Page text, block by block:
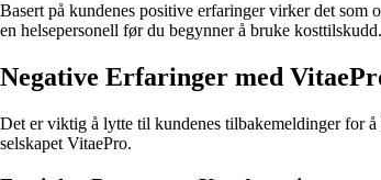
Basert på kundenes positive erfaringer virker det
en helsepersonell før du begynner å bruke
Negative Erfaringer med
Det er viktig å lytte til kundenes tilbakemeldinger for
selskapet VitaePro.